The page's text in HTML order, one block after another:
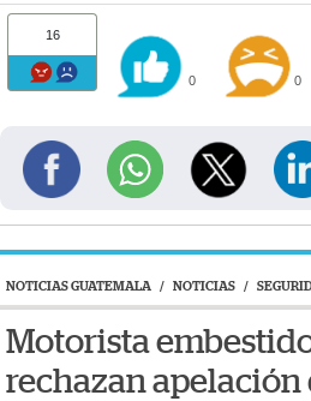
16
0 0
NOTICIAS GUATEMALA / NOTICIAS /
Motorista
rechazan apelación